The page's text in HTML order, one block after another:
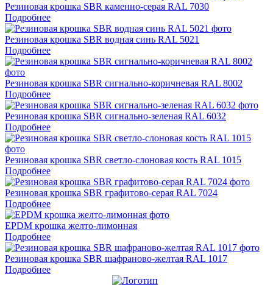
Резиновая крошка SBR каменно-серая RAL 7030
Подробнее
Резиновая крошка SBR водная синь RAL 5021
Подробнее
Резиновая крошка SBR сигнально-коричневая RAL 8002
Подробнее
Резиновая крошка SBR сигнально-зеленая RAL 6032
Подробнее
Резиновая крошка SBR светло-слоновая кость RAL 1015
Подробнее
Резиновая крошка SBR графитово-серая RAL 7024
Подробнее
EPDM крошка желто-лимонная
Подробнее
Резиновая крошка SBR шафраново-желтая RAL 1017
Подробнее